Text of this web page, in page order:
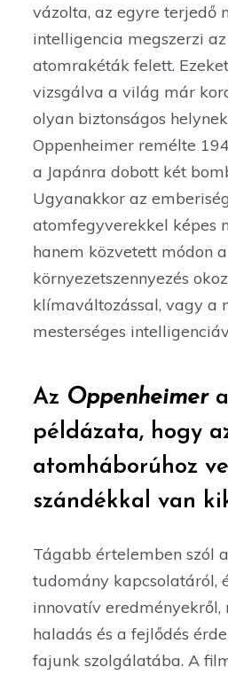
vázolta, az egyre terjedő
intelligencia megszerzi
atomrakéták felett.
vizsgálva a világ már
olyan biztonságos
Oppenheimer remélte
a Japánra dobott két
Ugyanakkor az
atomfegyverekkel képes
hanem közvetett módon a
környezetszennyezés
klímaváltozással, vagy a
mesterséges
Az Oppenheimer
példázata, hogy
atomháborúhoz
szándékkal van
Tágabb értelemben szól
tudomány kapcsolatáról,
innovatív eredményekről,
haladás és a fejlődés
fajunk szolgálatába. A